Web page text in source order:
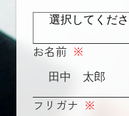
お名前 ※
フリガナ ※